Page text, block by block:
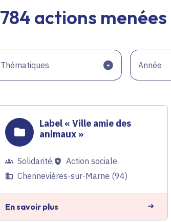
784 actions
Thématiques Année
Label « Ville amie des
animaux »
Solidarité,
Action sociale
Chennevières-sur-Marne (94)
En savoir plus